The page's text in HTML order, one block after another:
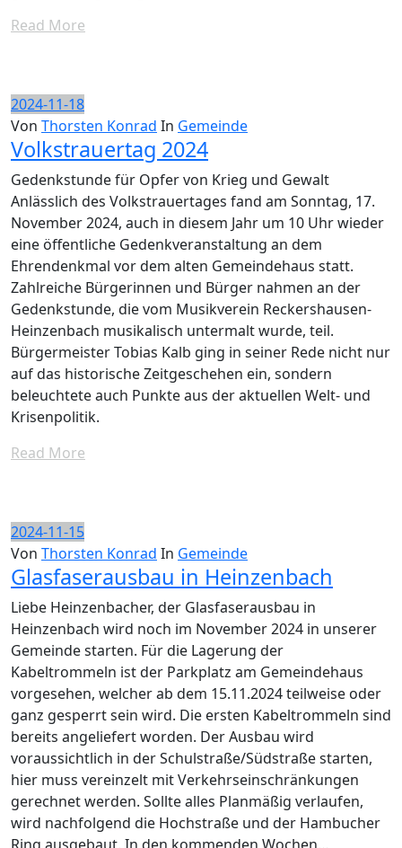
Read More
2024-11-18
Von Thorsten Konrad In Gemeinde
Volkstrauertag 2024
Gedenkstunde für Opfer von Krieg und Gewalt
Anlässlich des Volkstrauertages fand am Sonntag, 17.
November 2024, auch in diesem Jahr um 10 Uhr wieder
eine öffentliche Gedenkveranstaltung an dem
Ehrendenkmal vor dem alten Gemeindehaus statt.
Zahlreiche Bürgerinnen und Bürger nahmen an der
Gedenkstunde, die vom Musikverein Reckershausen-
Heinzenbach musikalisch untermalt wurde, teil.
Bürgermeister Tobias Kalb ging in seiner Rede nicht nur
auf das historische Zeitgeschehen ein, sondern
beleuchtete auch Punkte aus der aktuellen Welt- und
Krisenpolitik.
Read More
2024-11-15
Von Thorsten Konrad In Gemeinde
Glasfaserausbau in Heinzenbach
Liebe Heinzenbacher, der Glasfaserausbau in
Heinzenbach wird noch im November 2024 in unserer
Gemeinde starten. Für die Lagerung der
Kabeltrommeln ist der Parkplatz am Gemeindehaus
vorgesehen, welcher ab dem 15.11.2024 teilweise oder
ganz gesperrt sein wird. Die ersten Kabeltrommeln sind
bereits angeliefert worden. Der Ausbau wird
voraussichtlich in der Schulstraße/Südstraße starten,
hier muss vereinzelt mit Verkehrseinschränkungen
gerechnet werden. Sollte alles Planmäßig verlaufen,
wird nachfolgend die Hochstraße und der Hambucher